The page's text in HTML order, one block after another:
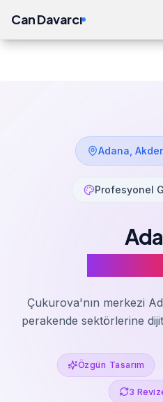
Can Davarcı
Adana
Profesyonel
Çukurova'nın merkezi
perakende sektörlerine
Özgün Tasarım
3